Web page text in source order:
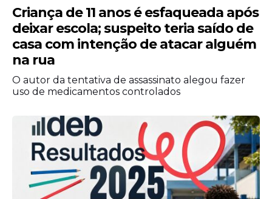
Criança de 11 anos é esfaqueada após
deixar escola; suspeito teria saído de
casa com intenção de atacar alguém
na rua
O autor da tentativa de assassinato alegou fazer
uso de medicamentos controlados